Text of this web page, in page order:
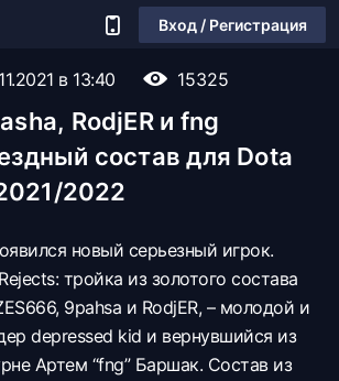
Вход / Регистрация
в 13:40 15325
RodjER и fng
состав для Dota
2022
новый серьезный игрок.
тройка из золотого состава
9pahsa и RodjER, – молодой и
depressed kid и вернувшийся из
Артем “fng” Баршак. Состав из